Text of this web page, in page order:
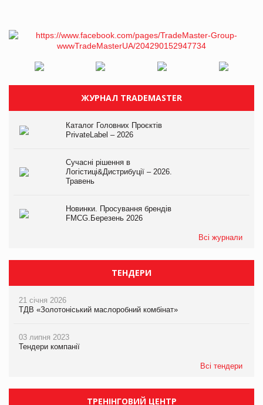
ЖУРНАЛ TRADEMASTER
Каталог Головних Проєктів
PrivateLabel – 2026
Сучасні рішення в
Логістиці&Дистрибуції – 2026.
Травень
Новинки. Просування брендів
FMCG.Березень 2026
Всі журнали
ТЕНДЕРИ
21 січня 2026
ТДВ «Золотоніський маслоробний комбінат»
03 липня 2023
Тендери компанії
Всі тендери
ТРЕНІНГОВИЙ ЦЕНТР